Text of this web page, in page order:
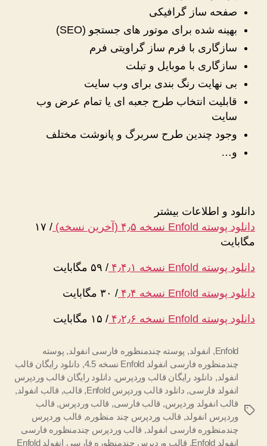
صفحه ساز گرافیکی
بهینه شده برای موتور های جستجو (SEO)
سازگاری با فرم ساز گراویتی فرم
سازگاری با موبایل و تبلت
بی نهایت رنگ بندی برای وب سایت
قابلیت انتخاب طرح جعبه ای یا تمام عرض وب
سایت
وجود چندین طرح سربرگ و پانوشت مختلف
و…
دانلود و اطلاعات بیشتر
دانلود پوسته Enfold نسخه ۴٫۵ (آخرین نسخه)
/ ۱۷
مگابایت
دانلود پوسته Enfold نسخه ۴٫۴٫۱ / ۵۹ مگابایت
دانلود پوسته Enfold نسخه ۴٫۴ / ۳۰ مگابایت
دانلود پوسته Enfold نسخه ۴٫۲٫۶ / ۱۵ مگابایت
برچسب‌ها
Enfold
, انفولد, پوسته چندمنظوره فارسی انفولد, پوسته
چندمنظوره فارسی انفولد Enfold نسخه 4.5
, دانلود رایگان قالب
انفولد, دانلود رایگان قالب وردپرس, دانلود رایگان قالب وردپرس
انفولد فارسی, دانلود قالب وردپرس Enfold , قالب, قالب انفولد,
قالب انفولد وردپرس, قالب فارسی, قالب وردپرس, قالب
وردپرس انفولد, قالب وردپرس چند منظوره, قالب وردپرس
چندمنظوره فارسی انفولد, قالب وردپرس چندمنظوره فارسی
انفولد Enfold
,
قالب وردپرس چندمنظوره فارسی انفولد Enfold